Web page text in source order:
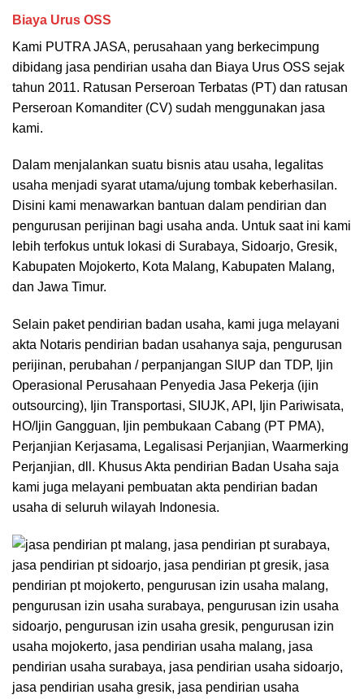
Biaya Urus OSS
Kami PUTRA JASA, perusahaan yang berkecimpung
dibidang jasa pendirian usaha dan Biaya Urus OSS sejak
tahun 2011. Ratusan Perseroan Terbatas (PT) dan ratusan
Perseroan Komanditer (CV) sudah menggunakan jasa
kami.
Dalam menjalankan suatu bisnis atau usaha, legalitas
usaha menjadi syarat utama/ujung tombak keberhasilan.
Disini kami menawarkan bantuan dalam pendirian dan
pengurusan perijinan bagi usaha anda. Untuk saat ini kami
lebih terfokus untuk lokasi di Surabaya, Sidoarjo, Gresik,
Kabupaten Mojokerto, Kota Malang, Kabupaten Malang,
dan Jawa Timur.
Selain paket pendirian badan usaha, kami juga melayani
akta Notaris pendirian badan usahanya saja, pengurusan
perijinan, perubahan / perpanjangan SIUP dan TDP, Ijin
Operasional Perusahaan Penyedia Jasa Pekerja (ijin
outsourcing), Ijin Transportasi, SIUJK, API, Ijin Pariwisata,
HO/Ijin Gangguan, Ijin pembukaan Cabang (PT PMA),
Perjanjian Kerjasama, Legalisasi Perjanjian, Waarmerking
Perjanjian, dll. Khusus Akta pendirian Badan Usaha saja
kami juga melayani pembuatan akta pendirian badan
usaha di seluruh wilayah Indonesia.